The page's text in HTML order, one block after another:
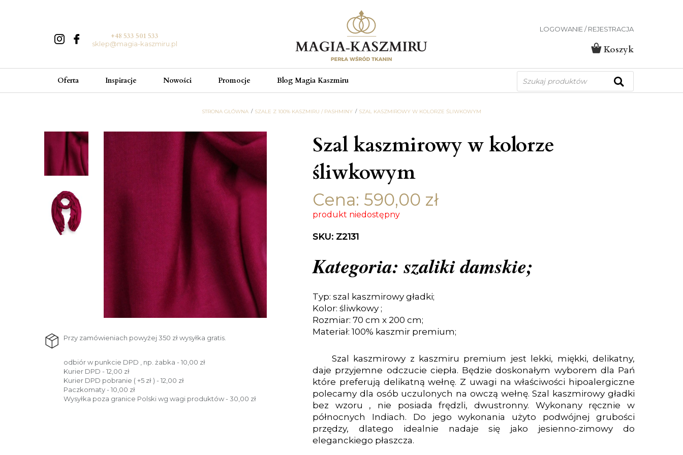
+48 533 501 533
sklep@magia-kaszmiru.pl
LOGOWANIE / REJESTRACJA
Koszyk
Oferta Inspiracje Nowości Promocje Blog Magia Kaszmiru
Wyszukiwarka
produktów
STRONA GŁÓWNA SZALE Z 100% KASZMIRU / PASHMINY SZAL KASZMIROWY W KOLORZE ŚLIWKOWYM
Przy zamówieniach powyżej 350 zł wysyłka gratis.
odbiór w punkcie DPD , np. żabka - 10,00 zł
Kurier DPD - 12,00 zł
Kurier DPD pobranie ( +5 zł ) - 12,00 zł
Paczkomaty - 10,00 zł
Wysyłka poza granice Polski wg wagi produktów - 30,00 zł
Szal kaszmirowy w kolorze
śliwkowym
Cena: 590,00 zł
produkt niedostępny
SKU: Z2131
Kategoria: szaliki damskie;
Typ: szal kaszmirowy gładki;
Kolor: śliwkowy ;
Rozmiar: 70 cm x 200 cm;
Materiał: 100% kaszmir premium;
Szal kaszmirowy z kaszmiru premium jest lekki, miękki, delikatny,
daje przyjemne odczucie ciepła. Będzie doskonałym wyborem dla Pań
które preferują delikatną wełnę. Z uwagi na właściwości hipoalergiczne
polecamy dla osób uczulonych na owczą wełnę. Szal kaszmirowy gładki
bez wzoru , nie posiada frędzli, dwustronny. Wykonany ręcznie w
północnych Indiach. Do jego wykonania użyto podwójnej grubości
przędzy, dlatego idealnie nadaje się jako jesienno-zimowy do
eleganckiego płaszcza.